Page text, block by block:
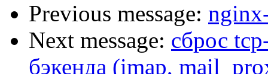
Previous message:
Next message: сброс
бэкенда (imap,